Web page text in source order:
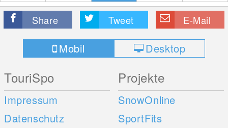
Share Tweet E-Mail
Mobil Desktop
TouriSpo
Impressum
Datenschutz
Projekte
SnowOnline
SportFits